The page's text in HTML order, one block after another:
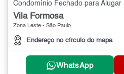
Vila Formosa
Zona Leste - São Paulo
Endereço no círculo do mapa
WhatsApp